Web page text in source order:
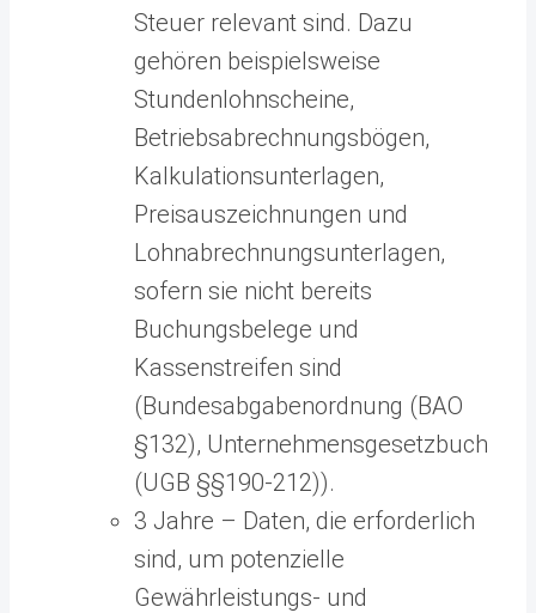
Steuer relevant sind. Dazu
gehören beispielsweise
Stundenlohnscheine,
Betriebsabrechnungsbögen,
Kalkulationsunterlagen,
Preisauszeichnungen und
Lohnabrechnungsunterlagen,
sofern sie nicht bereits
Buchungsbelege und
Kassenstreifen sind
(Bundesabgabenordnung (BAO
§132), Unternehmensgesetzbuch
(UGB §§190-212)).
3 Jahre – Daten, die erforderlich
sind, um potenzielle
Gewährleistungs- und